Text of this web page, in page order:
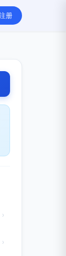
册
›
›